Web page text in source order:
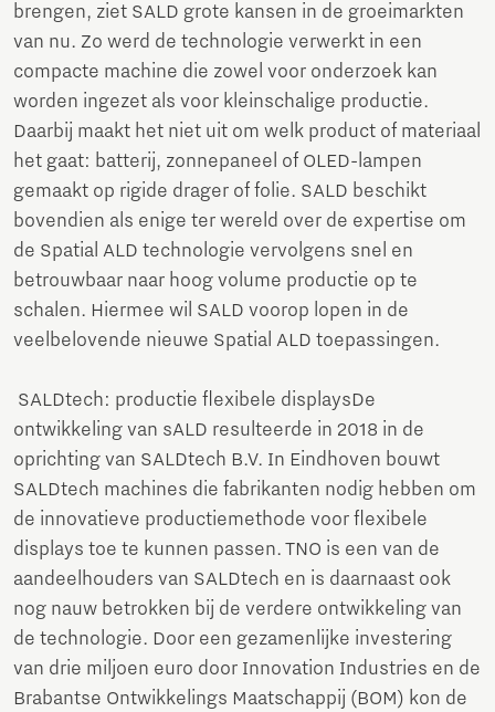
brengen, ziet SALD grote kansen in de groeimarkten
van nu. Zo werd de technologie verwerkt in een
compacte machine die zowel voor onderzoek kan
worden ingezet als voor kleinschalige productie.
Daarbij maakt het niet uit om welk product of materiaal
het gaat: batterij, zonnepaneel of OLED-lampen
gemaakt op rigide drager of folie. SALD beschikt
bovendien als enige ter wereld over de expertise om
de Spatial ALD technologie vervolgens snel en
betrouwbaar naar hoog volume productie op te
schalen. Hiermee wil SALD voorop lopen in de
veelbelovende nieuwe Spatial ALD toepassingen.
SALDtech: productie flexibele displaysDe
ontwikkeling van sALD resulteerde in 2018 in de
oprichting van SALDtech B.V. In Eindhoven bouwt
SALDtech machines die fabrikanten nodig hebben om
de innovatieve productiemethode voor flexibele
displays toe te kunnen passen. TNO is een van de
aandeelhouders van SALDtech en is daarnaast ook
nog nauw betrokken bij de verdere ontwikkeling van
de technologie. Door een gezamenlijke investering
van drie miljoen euro door Innovation Industries en de
Brabantse Ontwikkelings Maatschappij (BOM) kon de